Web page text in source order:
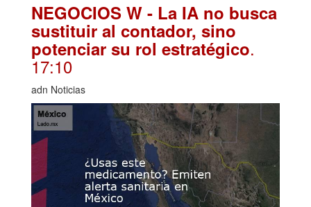
NEGOCIOS W - La IA no busca
sustituir al contador, sino
potenciar su rol estratégico.
17:10
adn Noticias